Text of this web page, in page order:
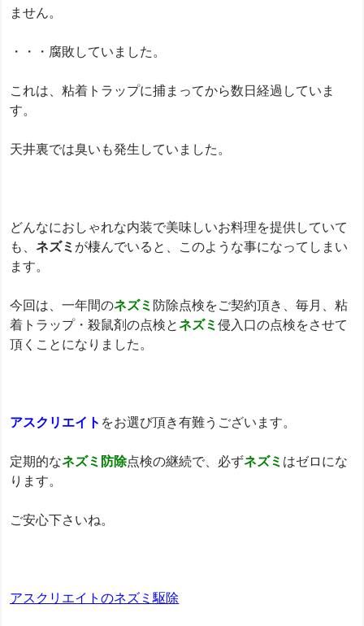
ません。
・・・腐敗していました。
これは、粘着トラップに捕まってから数日経過していま
す。
天井裏では臭いも発生していました。
どんなにおしゃれな内装で美味しいお料理を提供していて
も、ネズミ が棲んでいると、このような事になってしまい
ます。
今回は、一年間のネズミ 防除点検をご契約頂き、毎月、粘
着トラップ・殺鼠剤の点検とネズミ侵入口の点検をさせて
頂くことになりました。
アスクリエイト をお選び頂き有難うございます。
定期的なネズミ防除点検の継続で、必ずネズミ はゼロにな
ります。
ご安心下さいね。
アスクリエイトのネズミ駆除